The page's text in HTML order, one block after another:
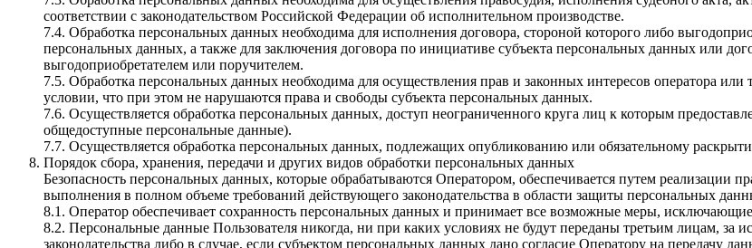
соответствии с законодательством Российской Федерации об исполнительном производстве.
7.4. Обработка персональных данных необходима для исполнения договора, стороной которого либо
персональных данных, а также для заключения договора по инициативе субъекта персональных данных или
выгодоприобретателем или поручителем.
7.5. Обработка персональных данных необходима для осуществления прав и законных интересов оператора
условии, что при этом не нарушаются права и свободы субъекта персональных данных.
7.6. Осуществляется обработка персональных данных, доступ неограниченного круга лиц к которым
общедоступные персональные данные).
7.7. Осуществляется обработка персональных данных, подлежащих опубликованию или обязательному
Порядок сбора, хранения, передачи и других видов обработки персональных данных
Безопасность персональных данных, которые обрабатываются Оператором, обеспечивается путем реализации
выполнения в полном объеме требований действующего законодательства в области защиты персональных
8.1. Оператор обеспечивает сохранность персональных данных и принимает все возможные меры,
8.2. Персональные данные Пользователя никогда, ни при каких условиях не будут переданы третьим лицам, за
законодательства либо в случае, если субъектом персональных данных дано согласие Оператору на передачу